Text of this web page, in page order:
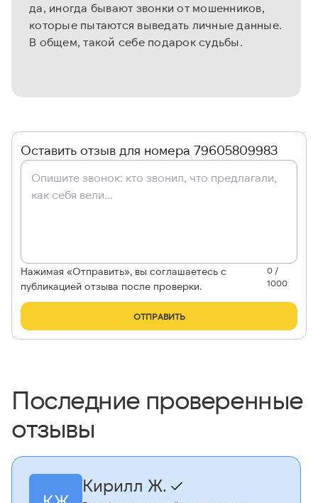
да, иногда бывают звонки от мошенников,
которые пытаются выведать личные данные.
В общем, такой себе подарок судьбы.
Оставить отзыв для номера 79605809983
Нажимая «Отправить», вы соглашаетесь с
публикацией отзыва после проверки.
0 /
1000
ОТПРАВИТЬ
Последние проверенные
отзывы
Кирилл Ж.